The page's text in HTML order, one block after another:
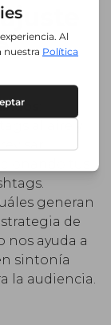
al aire y
generan
de
nos ayuda a
sintonía
la audiencia.